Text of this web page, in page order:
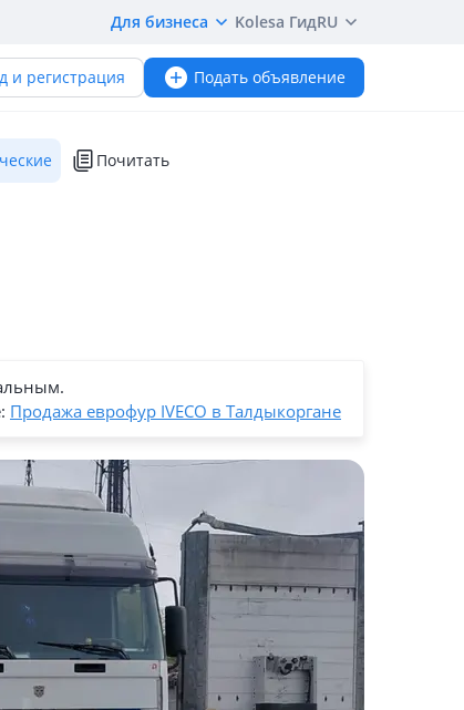
Для бизнеса Kolesa ГидRU
и регистрация Подать объявление
Почитать
Продажа еврофур IVECO в Талдыкоргане